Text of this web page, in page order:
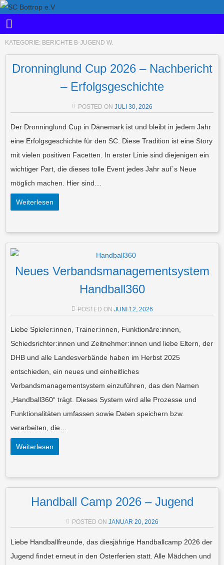
KATEGORIE: BERICHTE B-JUGEND W.
Dronninglund Cup 2026 – Nachbericht
– Erfolgsgeschichte
POSTED ON JULI 30, 2026
Der Dronninglund Cup in Dänemark ist und bleibt in jedem Jahr
eine Erfolgsgeschichte für den SC. Diese Tradition ist eine Story
mit vielen positiven Facetten. In erster Linie sind diejenigen ein
wichtiger Part, die dieses tolle Event jedes Jahr auf´s Neue
möglich machen. Hier sind…
Weiterlesen
Neues Verbandsmanagementsystem
Handball360
POSTED ON JUNI 12, 2026
Liebe Spieler:innen, Trainer:innen, Funktionäre:innen,
Schiedsrichter:innen und Zeitnehmer:innen und liebe Eltern, der
DHB und alle Landesverbände haben im Herbst 2025
entschieden, ein neues und einheitliches
Verbandsmanagementsystem einzuführen, das den Namen
„Handball360“ trägt. Dieses System wird alle Prozesse und
Funktionalitäten umfassen sowie Daten speichern bzw.
verarbeiten, die…
Weiterlesen
Handball Camp 2026 – Jugend
POSTED ON JANUAR 20, 2026
Liebe Handballfreunde, das diesjährige Handballcamp 2026 der
Jugend findet erneut in den Osterferien statt. Alle Mädchen und